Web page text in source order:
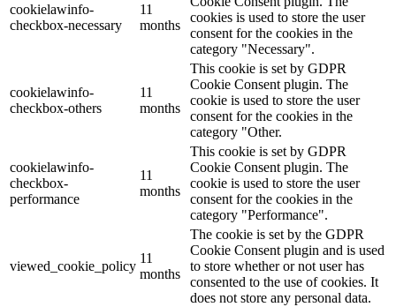
cookielawinfo-
checkbox-necessary
11
months
cookies is used to store the user
consent for the cookies in the
category "Necessary".
cookielawinfo-
checkbox-others
11
months
This cookie is set by GDPR
Cookie Consent plugin. The
cookie is used to store the user
consent for the cookies in the
category "Other.
cookielawinfo-
checkbox-
performance
11
months
This cookie is set by GDPR
Cookie Consent plugin. The
cookie is used to store the user
consent for the cookies in the
category "Performance".
viewed_cookie_policy
11
months
The cookie is set by the GDPR
Cookie Consent plugin and is used
to store whether or not user has
consented to the use of cookies. It
does not store any personal data.